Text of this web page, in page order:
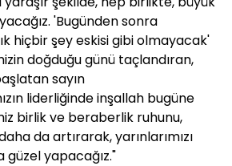
'Bugünden sonra
hiçbir şey eskisi gibi olmayacak'
doğduğu günü taçlandıran,
sayın
liderliğinde inşallah bugüne
birlik ve beraberlik ruhunu,
da artırarak, yarınlarımızı
yapacağız."